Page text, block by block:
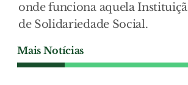
onde funciona aquela
de Solidariedade Social.
Mais Notícias